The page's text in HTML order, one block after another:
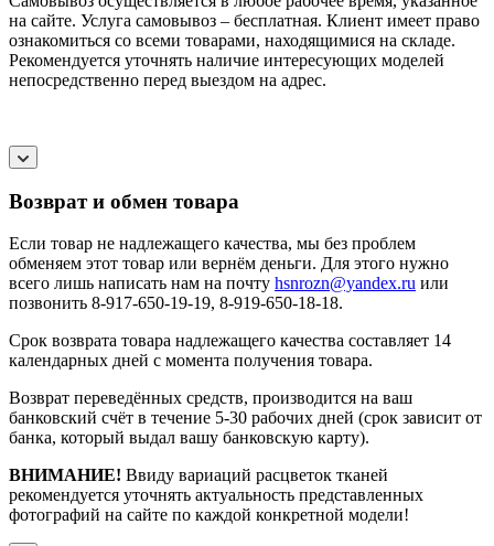
на сайте. Услуга самовывоз – бесплатная. Клиент имеет право
ознакомиться со всеми товарами, находящимися на складе.
Рекомендуется уточнять наличие интересующих моделей
непосредственно перед выездом на адрес.
Возврат и обмен товара
Если товар не надлежащего качества, мы без проблем
обменяем этот товар или вернём деньги. Для этого нужно
всего лишь написать нам на почту hsnrozn@yandex.ru или
позвонить 8-917-650-19-19, 8-919-650-18-18.
Срок возврата товара надлежащего качества составляет 14
календарных дней с момента получения товара.
Возврат переведённых средств, производится на ваш
банковский счёт в течение 5-30 рабочих дней (срок зависит от
банка, который выдал вашу банковскую карту).
ВНИМАНИЕ! Ввиду вариаций расцветок тканей
рекомендуется уточнять актуальность представленных
фотографий на сайте по каждой конкретной модели!